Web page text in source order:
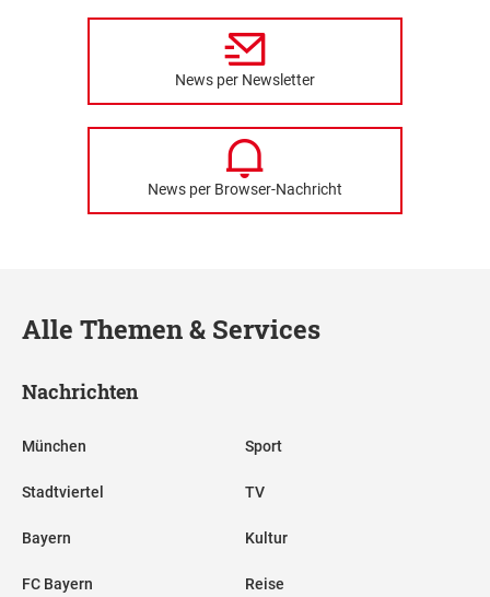
News per Newsletter
News per Browser-Nachricht
Alle Themen & Services
Nachrichten
München
Stadtviertel
Bayern
FC Bayern
Sport
TV
Kultur
Reise